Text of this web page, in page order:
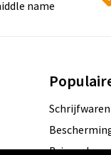
name
Schrijfwaren
Brievenbus